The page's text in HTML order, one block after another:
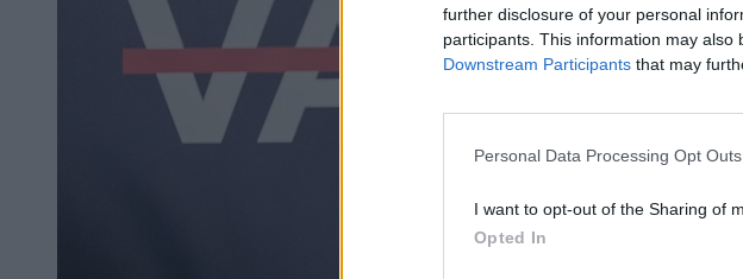
further disclosure of your personal
participants. This information may
Downstream Participants that may
Personal Data Processing Opt Outs
I want to opt-out of the Sharing of
Opted In